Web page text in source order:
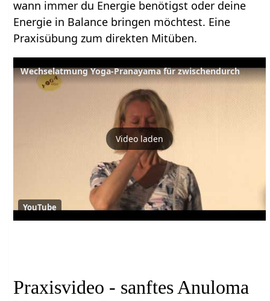
wann immer du Energie benötigst oder deine
Energie in Balance bringen möchtest. Eine
Praxisübung zum direkten Mitüben.
Wechselatmung Yoga-Pranayama für zwischendurch
Video laden
YouTube
Praxisvideo - sanftes Anuloma